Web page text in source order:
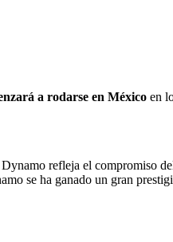
a rodarse en México en
refleja el compromiso
se ha ganado un gran